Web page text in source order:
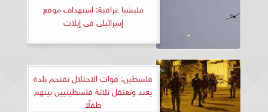
مليشيا عراقية: استهداف موقع
إسرائيلى فى إيلات
فلسطين: قوات الاحتلال تقتحم بلدة
يعبد وتعتقل ثلاثة فلسطينيين بينهم
طفلًا